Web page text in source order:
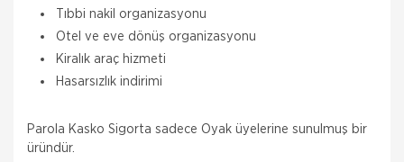
Tıbbi nakil organizasyonu
Otel ve eve dönüş organizasyonu
Kiralık araç hizmeti
Hasarsızlık indirimi
Parola Kasko Sigorta sadece Oyak üyelerine sunulmuş bir
üründür.
Aksigorta
Zorunlu Deprem Sigortası
Zorunlu Deprem Sigortası depremin, deprem
güvence sağlar. Teminatı Doğal Afetler
Aksigorta
İş Yeri Sigortası